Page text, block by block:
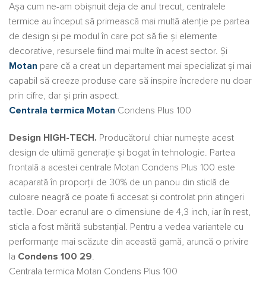
Așa cum ne-am obișnuit deja de anul trecut, centralele
termice au început să primească mai multă atenție pe partea
de design și pe modul în care pot să fie și elemente
decorative, resursele fiind mai multe în acest sector. Și
Motan pare că a creat un departament mai specializat și mai
capabil să creeze produse care să inspire încredere nu doar
prin cifre, dar și prin aspect.
Centrala termica Motan Condens Plus 100
Design HIGH-TECH. Producătorul chiar numește acest
design de ultimă generație și bogat în tehnologie. Partea
frontală a acestei centrale Motan Condens Plus 100 este
acaparată în proporții de 30% de un panou din sticlă de
culoare neagră ce poate fi accesat și controlat prin atingeri
tactile. Doar ecranul are o dimensiune de 4,3 inch, iar în rest,
sticla a fost mărită substanțial. Pentru a vedea variantele cu
performanțe mai scăzute din această gamă, aruncă o privire
la Condens 100 29
Centrala termica Motan Condens Plus 100